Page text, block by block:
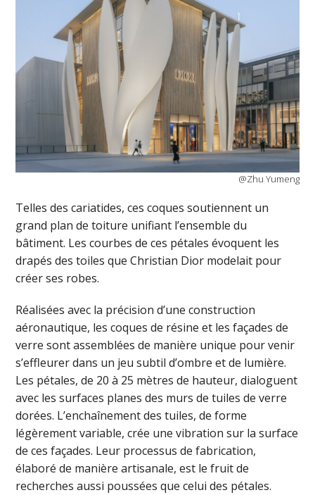
@Zhu Yumeng
Telles des cariatides, ces coques soutiennent un
grand plan de toiture unifiant l’ensemble du
bâtiment. Les courbes de ces pétales évoquent les
drapés des toiles que Christian Dior modelait pour
créer ses robes.
Réalisées avec la précision d’une construction
aéronautique, les coques de résine et les façades de
verre sont assemblées de manière unique pour venir
s’effleurer dans un jeu subtil d’ombre et de lumière.
Les pétales, de 20 à 25 mètres de hauteur, dialoguent
avec les surfaces planes des murs de tuiles de verre
dorées. L’enchaînement des tuiles, de forme
légèrement variable, crée une vibration sur la surface
de ces façades. Leur processus de fabrication,
élaboré de manière artisanale, est le fruit de
recherches aussi poussées que celui des pétales.